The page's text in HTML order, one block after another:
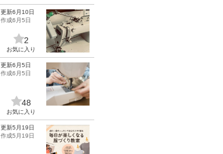
更新6月10日
作成6月5日
2
お気に入り
更新6月5日
作成6月5日
48
お気に入り
更新5月19日
作成5月19日